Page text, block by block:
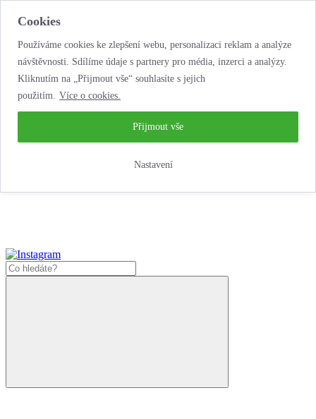
Cookies
Používáme cookies ke zlepšení webu, personalizaci reklam a analýze
návštěvnosti. Sdílíme údaje s partnery pro média, inzerci a analýzy.
Kliknutím na „Přijmout vše“ souhlasíte s jejich
použitím. Více o cookies.
Nastavení
Přijmout vše
...neobyčejná jízda životem!